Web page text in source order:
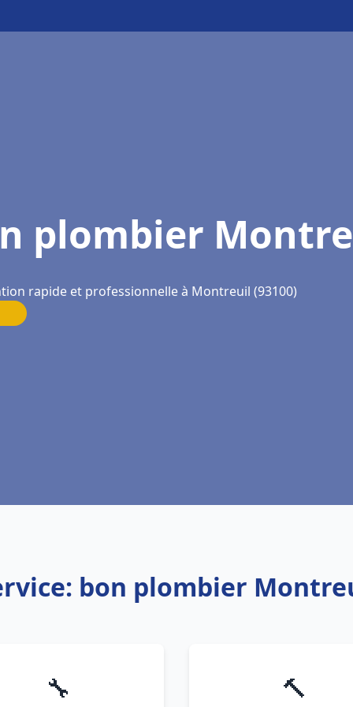
plombier
rapide et professionnelle à Montreuil (93100)
bon plombier
🔧 🔨